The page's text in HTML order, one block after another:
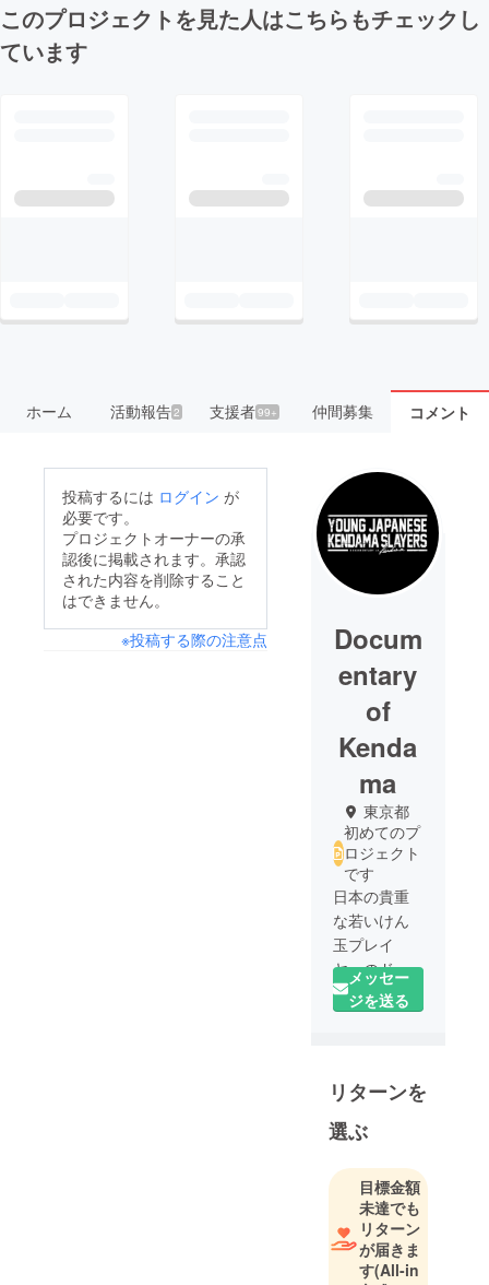
このプロジェクトを見た人はこちらもチェックし
ています
ホーム 活動報告2 支援者99+ 仲間募集 コメント
投稿するには ログイン が
必要です。
プロジェクトオーナーの承
認後に掲載されます。承認
された内容を削除すること
はできません。
※投稿する際の注意点
Docum
entary
of
Kenda
ma
東京都
初めてのプ
ロジェクト
です
日本の貴重
な若いけん
玉プレイ
ヤーのド
キュメンタ
リー映像を
プロジェク
メッセー
ジを送る
リターンを
選ぶ
目標金額
未達でも
リターン
が届きま
す(All-in